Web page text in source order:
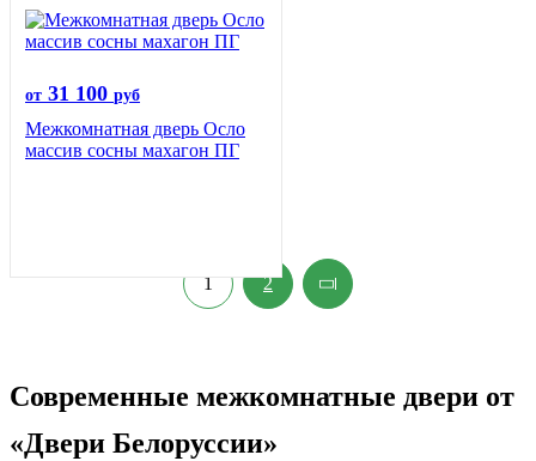
от 31 100 руб
Межкомнатная дверь Осло
массив сосны махагон ПГ
1 2
Современные межкомнатные двери от
«Двери Белоруссии»